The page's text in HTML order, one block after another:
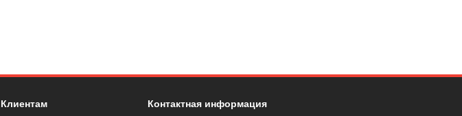
Клиентам
Контактная информация